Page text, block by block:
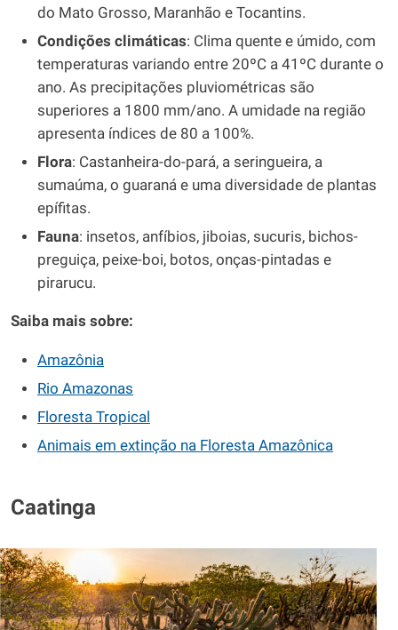
do Mato Grosso, Maranhão e Tocantins.
Condições climáticas: Clima quente e úmido, com
temperaturas variando entre 20ºC a 41ºC durante o
ano. As precipitações pluviométricas são
superiores a 1800 mm/ano. A umidade na região
apresenta índices de 80 a 100%.
Flora: Castanheira-do-pará, a seringueira, a
sumaúma, o guaraná e uma diversidade de plantas
epífitas.
Fauna: insetos, anfíbios, jiboias, sucuris, bichos-
preguiça, peixe-boi, botos, onças-pintadas e
pirarucu.
Saiba mais sobre:
Amazônia
Rio Amazonas
Floresta Tropical
Animais em extinção na Floresta Amazônica
Caatinga